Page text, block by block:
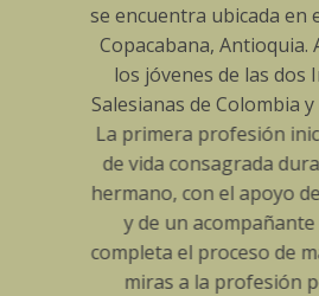
ubicada en el municipio de
Antioquia. Allí se forman
jóvenes de las dos Inspectorías
de Colombia y de las Antillas.
profesión inicia un período
consagrada durante el cual el
con el apoyo de la comunidad
de un acompañante espiritual,
el proceso de maduración con
a la profesión perpetua, y